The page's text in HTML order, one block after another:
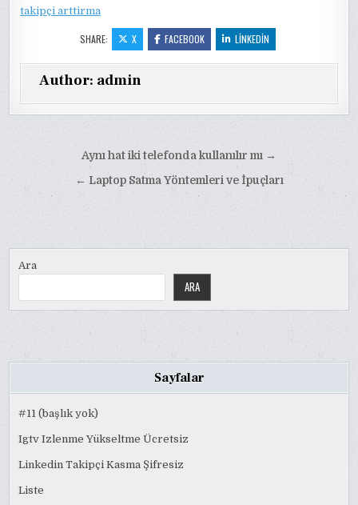
takipçi arttirma
SHARE: X FACEBOOK LINKEDIN
Author: admin
gezinmesi
Aynı hat iki telefonda kullanılır mı →
← Laptop Satma Yöntemleri ve İpuçları
Ara
ARA
Sayfalar
#11 (başlık yok)
Igtv Izlenme Yükseltme Ücretsiz
Linkedin Takipçi Kasma Şifresiz
Liste